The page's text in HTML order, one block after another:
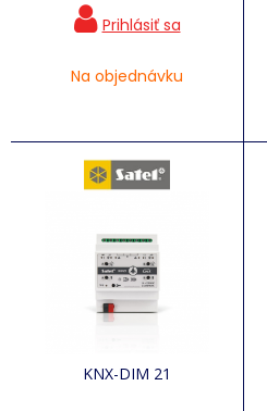
Na objednávku
KNX-DIM 21